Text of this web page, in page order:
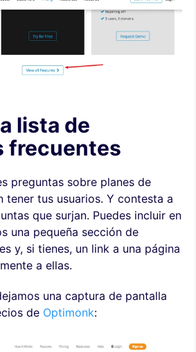
lista de
frecuentes
preguntas sobre planes de
tener tus usuarios. Y contesta a
que surjan. Puedes incluir en
una pequeña sección de
y, si tienes, un link a una página
a ellas.
una captura de pantalla
de Optimonk: